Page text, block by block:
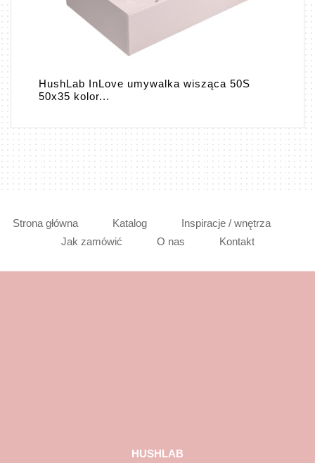
HushLab InLove umywalka wisząca 50S
50x35 kolor...
Strona główna Katalog
Inspiracje / wnętrza
Jak zamówić
O nas Kontakt
HUSHLAB